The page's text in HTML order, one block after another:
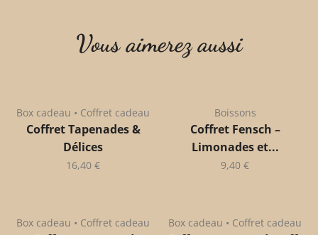
Vous aimerez aussi
Box cadeau • Coffret cadeau
Coffret Tapenades &
Délices
16,40 €
Boissons
Coffret Fensch –
Limonades et...
9,40 €
Box cadeau • Coffret cadeau Box cadeau • Coffret cadeau